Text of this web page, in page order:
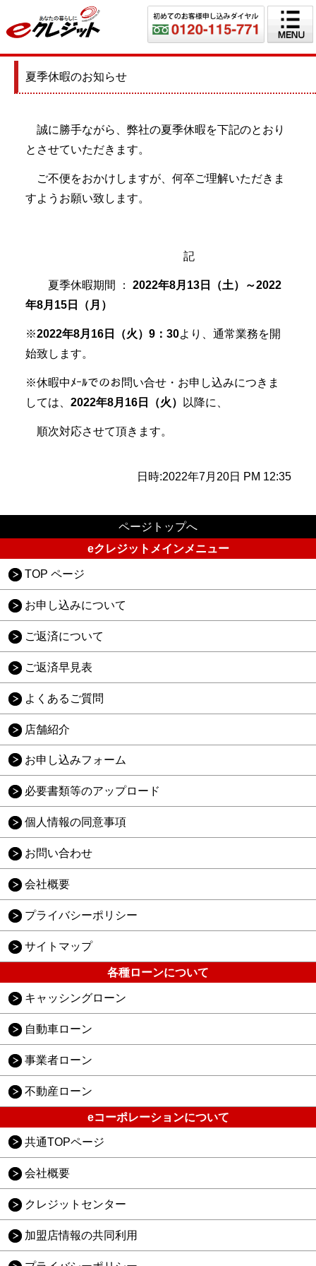
夏季休暇のお知らせ
誠に勝手ながら、弊社の夏季休暇を下記のとおり
とさせていただきます。
ご不便をおかけしますが、何卒ご理解いただきま
すようお願い致します。
記
夏季休暇期間 ：
2022年8月13日（土）～2022
年8月15日（月）
※2022年8月16日（火）9：30より、通常業務を開
始致します。
※休暇中ﾒｰﾙでのお問い合せ・お申し込みにつきま
しては、2022年8月16日（火） 以降に、
順次対応させて頂きます。
日時:2022年7月20日 PM 12:35
ページトップへ
eクレジットメインメニュー
TOP ページ
お申し込みについて
ご返済について
ご返済早見表
よくあるご質問
店舗紹介
お申し込みフォーム
必要書類等のアップロード
個人情報の同意事項
お問い合わせ
会社概要
プライバシーポリシー
サイトマップ
各種ローンについて
キャッシングローン
自動車ローン
事業者ローン
不動産ローン
eコーポレーションについて
共通TOPページ
会社概要
クレジットセンター
加盟店情報の共同利用